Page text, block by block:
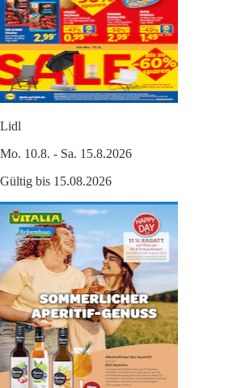
Lidl
Mo. 10.8. - Sa. 15.8.2026
Gültig bis 15.08.2026